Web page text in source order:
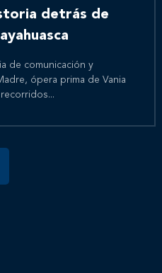
detrás de
de comunicación y
ópera prima de Vania